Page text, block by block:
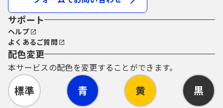
サポート
ヘルプ
よくあるご質問
配色変更
本サービスの配色を変更することができます。
標準 青 黄 黒